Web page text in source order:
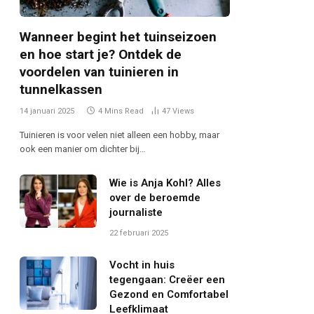
Wanneer begint het tuinseizoen
en hoe start je? Ontdek de
voordelen van tuinieren in
tunnelkassen
14 januari 2025 4 Mins Read 47 Views
Tuinieren is voor velen niet alleen een hobby, maar
ook een manier om dichter bij…
Wie is Anja Kohl? Alles
over de beroemde
journaliste
22 februari 2025
Vocht in huis
tegengaan: Creëer een
Gezond en Comfortabel
Leefklimaat